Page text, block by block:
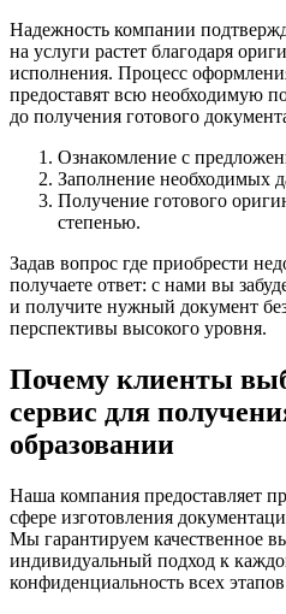
Надежность компании
на услуги растет благодаря
исполнения. Процесс
предоставят всю необходимую
до получения готового
Ознакомление с
Заполнение необходимых
Получение готового
степенью.
Задав вопрос где приобрести
получаете ответ: с нами вы
и получите нужный документ
перспективы высокого уровня.
Почему клиенты
сервис для
образовании
Наша компания предоставляет
сфере изготовления
Мы гарантируем качественное
индивидуальный подход к
конфиденциальность всех